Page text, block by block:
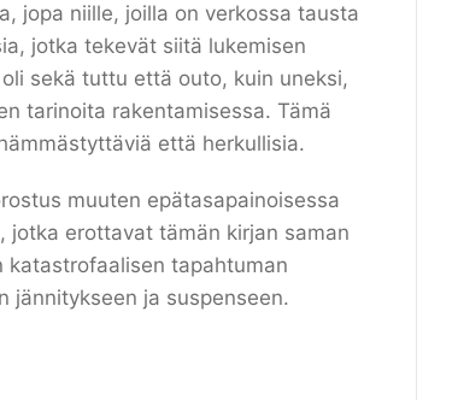
jopa niille, joilla on verkossa tausta
jotka tekevät siitä lukemisen
sekä tuttu että outo, kuin uneksi,
tarinoita rakentamisessa. Tämä
että herkullisia.
muuten epätasapainoisessa
jotka erottavat tämän kirjan saman
katastrofaalisen tapahtuman
jännitykseen ja suspenseen.